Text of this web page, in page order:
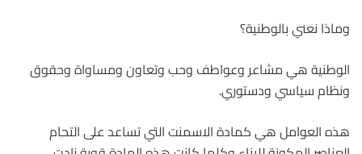
وماذا نعني بالوطنية؟
الوطنية هي مشاعر وعواطف وحب وتعاون ومساواة وحقوق
ونظام سياسي ودستوري.
هذه العوامل هي كمادة الاسمنت التي تساعد على التحام